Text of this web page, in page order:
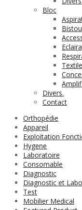
Bloc
Divers.
Contact
Orthopédie
Appareil
Exploitation
Hygene
Laboratoire
Consomable
Diagnostic
Diagnostic et
Test
Mobilier Medical